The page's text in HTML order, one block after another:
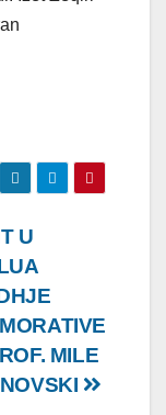
U
MILE